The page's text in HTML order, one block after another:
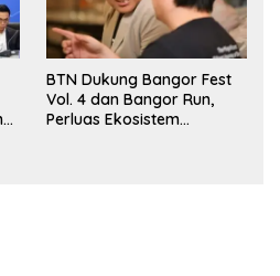
BTN Dukung Bangor Fest
Vol. 4 dan Bangor Run,
Perluas Ekosistem